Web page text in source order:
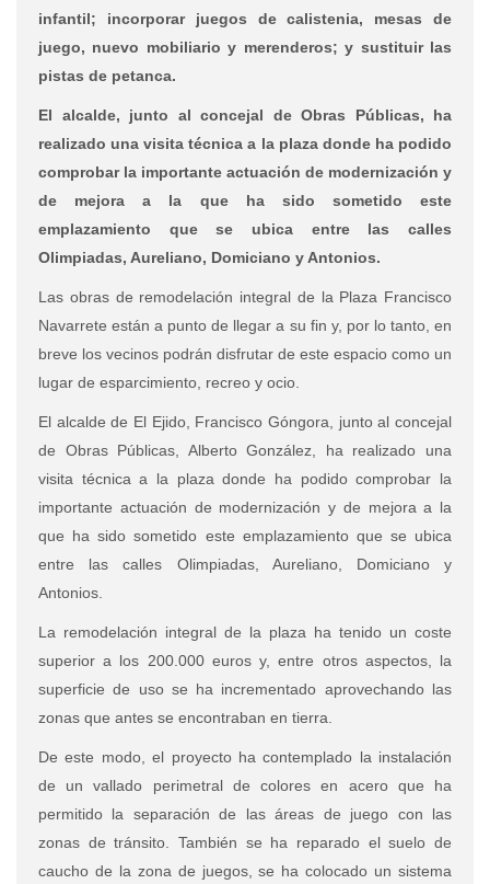
infantil; incorporar juegos de calistenia, mesas de
juego, nuevo mobiliario y merenderos; y sustituir las
pistas de petanca.
El alcalde, junto al concejal de Obras Públicas, ha
realizado una visita técnica a la plaza donde ha podido
comprobar la importante actuación de modernización y
de mejora a la que ha sido sometido este
emplazamiento que se ubica entre las calles
Olimpiadas, Aureliano, Domiciano y Antonios.
Las obras de remodelación integral de la Plaza Francisco
Navarrete están a punto de llegar a su fin y, por lo tanto, en
breve los vecinos podrán disfrutar de este espacio como un
lugar de esparcimiento, recreo y ocio.
El alcalde de El Ejido, Francisco Góngora, junto al concejal
de Obras Públicas, Alberto González, ha realizado una
visita técnica a la plaza donde ha podido comprobar la
importante actuación de modernización y de mejora a la
que ha sido sometido este emplazamiento que se ubica
entre las calles Olimpiadas, Aureliano, Domiciano y
Antonios.
La remodelación integral de la plaza ha tenido un coste
superior a los 200.000 euros y, entre otros aspectos, la
superficie de uso se ha incrementado aprovechando las
zonas que antes se encontraban en tierra.
De este modo, el proyecto ha contemplado la instalación
de un vallado perimetral de colores en acero que ha
permitido la separación de las áreas de juego con las
zonas de tránsito. También se ha reparado el suelo de
caucho de la zona de juegos, se ha colocado un sistema